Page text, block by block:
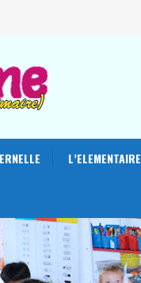
L’ELEMENTAIRE